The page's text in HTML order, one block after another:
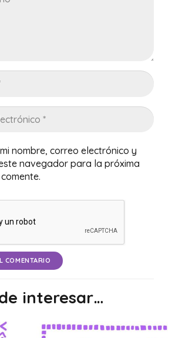
nombre, correo electrónico y
navegador para la próxima
COMENTARIO
interesar…